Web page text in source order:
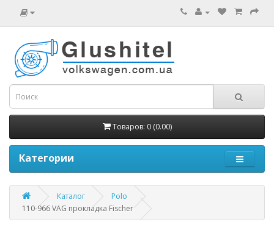
Товаров: 0 (0.00)
Категории
Каталог
Polo
110-966 VAG прокладка Fischer